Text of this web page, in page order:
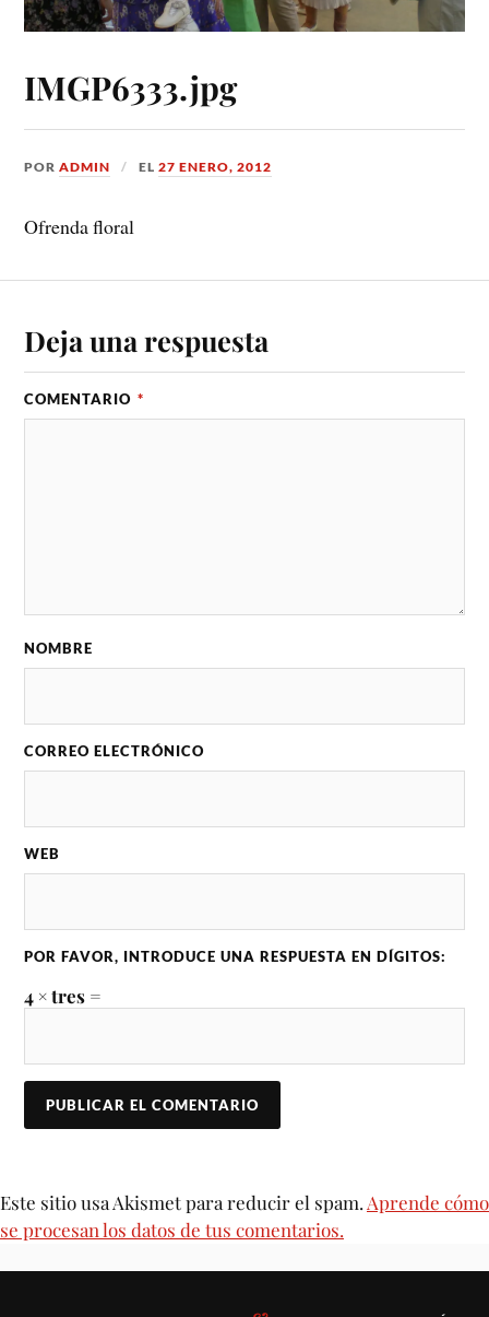
IMGP6333.jpg
PORADMIN EL27 ENERO, 2012
Ofrenda floral
Deja una respuesta
COMENTARIO *
NOMBRE
CORREO ELECTRÓNICO
WEB
POR FAVOR, INTRODUCE UNA RESPUESTA EN DÍGITOS:
4 × tres =
Este sitio usa Akismet para reducir el spam. Aprende cómo
se procesan los datos de tus comentarios.